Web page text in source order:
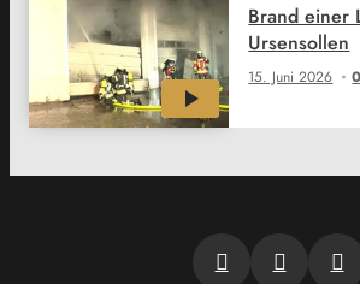
15. Juni 2026
Brand einer
Ursensollen